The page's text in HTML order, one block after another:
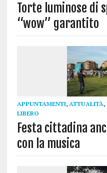
Torte luminose di
“wow” garantito
APPUNTAMENTI, ATTUALITÀ,
LIBERO
Festa cittadina
con la musica